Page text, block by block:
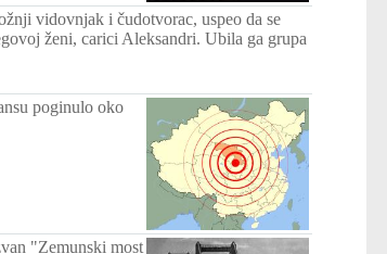
vidovnjak i čudotvorac, uspeo da se
ženi, carici Aleksandri. Ubila ga grupa
poginulo oko
"Zemunski most